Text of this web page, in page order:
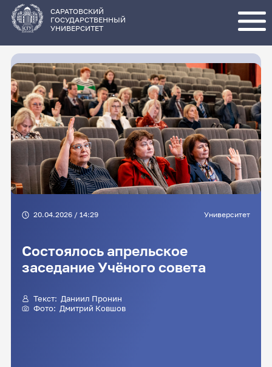
основному
содержанию
САРАТОВСКИЙ
ГОСУДАРСТВЕННЫЙ
УНИВЕРСИТЕТ
20.04.2026 / 14:29 Университет
Состоялось апрельское
заседание Учёного совета
Текст: Даниил Пронин
Фото: Дмитрий Ковшов